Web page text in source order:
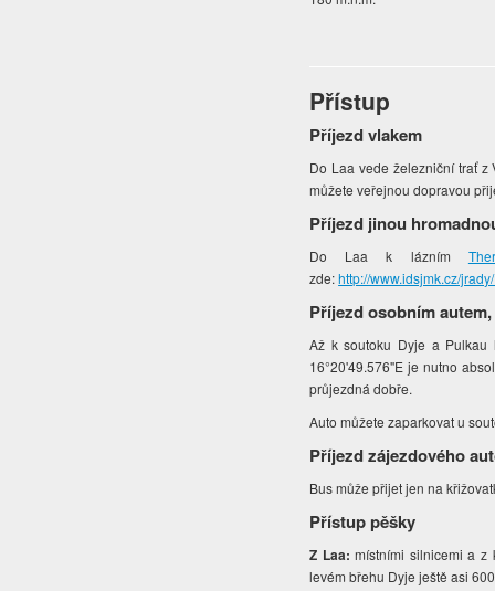
Přístup
Příjezd vlakem
Do Laa vede železniční trať
můžete veřejnou dopravou
Příjezd jinou
Do Laa k lázním
zde:http://www.idsjmk.cz/
Příjezd osobním
Až k soutoku Dyje a Pulkau
16°20'49.576"E je nutno
průjezdná dobře.
Auto můžete zaparkovat u
Příjezd zájezdového
Bus může přijet jen na
Přístup pěšky
Z Laa: místními silnicemi a z
levém břehu Dyje ještě asi